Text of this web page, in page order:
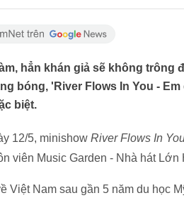
hẳn khán giả sẽ không trông
bóng, 'River Flows In You -
biệt.
12/5, minishow River Flows In
viên Music Garden - Nhà hát Lớn
Nam sau gần 5 năm du học